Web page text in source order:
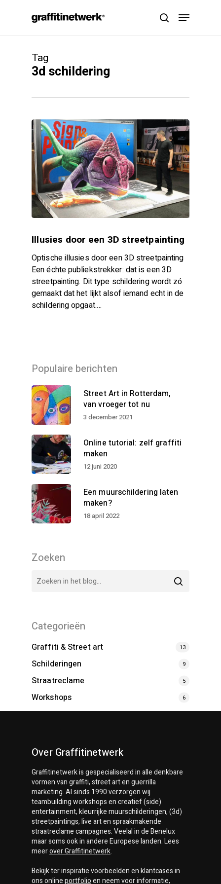
search
Menu
Tag
3d schildering
Illusies door een 3D streetpainting
Optische illusies door een 3D streetpainting
Een échte publiekstrekker: dat is een 3D
streetpainting. Dit type schildering wordt zó
gemaakt dat het lijkt alsof iemand echt in de
schildering opgaat.…
Populaire berichten
Street Art in Rotterdam,
van vroeger tot nu
3 december 2021
Online tutorial: zelf graffiti
maken
12 juni 2020
Een muurschildering laten
maken?
18 april 2022
Zoeken
Categorieën
Graffiti & Street art 13
Schilderingen 9
Straatreclame 5
Workshops 6
Over Graffitinetwerk
Graffitinetwerkis gespecialiseerd in alle denkbare
vormen van graffiti, street art en guerrilla
marketing. Al sinds 1990 verzorgen wij
teambuilding workshops en creatief (side)
entertainment, kleurrijke muurschilderingen, (3d)
streetpaintings, live art en spraakmakende
straatreclame campagnes. Veelal in de Benelux
maar soms ook in andere Europese landen. Lees
meeroverGraffitinetwerk.
Bekijk ter inspiratie voorbeelden en klantcases in
ons onlineportfolioen neem voor informatie,